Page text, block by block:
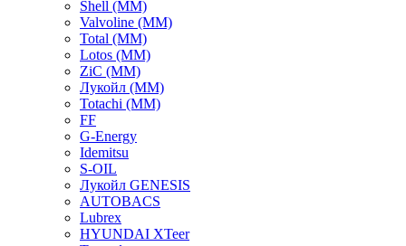
Shell (ММ)
Valvoline (ММ)
Total (ММ)
Lotos (ММ)
ZiC (ММ)
Лукойл (ММ)
Totachi (MM)
FF
G-Energy
Idemitsu
S-OIL
Лукойл GENESIS
AUTOBACS
Lubrex
HYUNDAI XTeer